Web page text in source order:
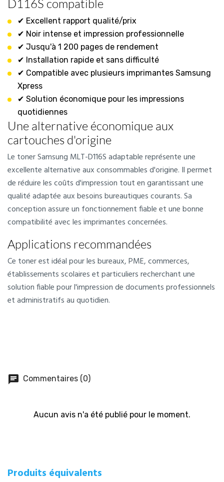
D116S compatible
✔ Excellent rapport qualité/prix
✔ Noir intense et impression professionnelle
✔ Jusqu'à 1 200 pages de rendement
✔ Installation rapide et sans difficulté
✔ Compatible avec plusieurs imprimantes Samsung
Xpress
✔ Solution économique pour les impressions
quotidiennes
Une alternative économique aux
cartouches d'origine
Le toner Samsung MLT-D116S adaptable représente une
excellente alternative aux consommables d'origine. Il permet
de réduire les coûts d'impression tout en garantissant une
qualité adaptée aux besoins bureautiques courants. Sa
conception assure un fonctionnement fiable et une bonne
compatibilité avec les imprimantes concernées.
Applications recommandées
Ce toner est idéal pour les bureaux, PME, commerces,
établissements scolaires et particuliers recherchant une
solution fiable pour l'impression de documents professionnels
et administratifs au quotidien.
chat Commentaires (0)
Aucun avis n'a été publié pour le moment.
Produits équivalents